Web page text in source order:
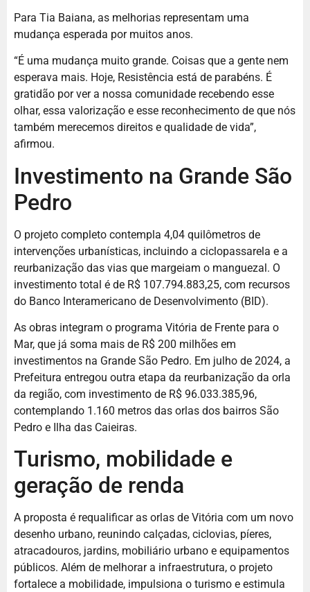
Para Tia Baiana, as melhorias representam uma
mudança esperada por muitos anos.
“É uma mudança muito grande. Coisas que a gente nem
esperava mais. Hoje, Resistência está de parabéns. É
gratidão por ver a nossa comunidade recebendo esse
olhar, essa valorização e esse reconhecimento de que nós
também merecemos direitos e qualidade de vida”,
afirmou.
Investimento na Grande São
Pedro
O projeto completo contempla 4,04 quilômetros de
intervenções urbanísticas, incluindo a ciclopassarela e a
reurbanização das vias que margeiam o manguezal. O
investimento total é de R$ 107.794.883,25, com recursos
do Banco Interamericano de Desenvolvimento (BID).
As obras integram o programa Vitória de Frente para o
Mar, que já soma mais de R$ 200 milhões em
investimentos na Grande São Pedro. Em julho de 2024, a
Prefeitura entregou outra etapa da reurbanização da orla
da região, com investimento de R$ 96.033.385,96,
contemplando 1.160 metros das orlas dos bairros São
Pedro e Ilha das Caieiras.
Turismo, mobilidade e
geração de renda
A proposta é requalificar as orlas de Vitória com um novo
desenho urbano, reunindo calçadas, ciclovias, píeres,
atracadouros, jardins, mobiliário urbano e equipamentos
públicos. Além de melhorar a infraestrutura, o projeto
fortalece a mobilidade, impulsiona o turismo e estimula